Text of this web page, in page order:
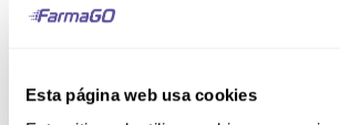
Esta página web usa cookies
Intenta utilizar una sola